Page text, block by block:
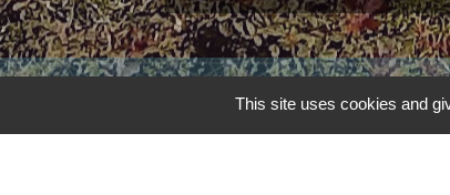
Contacts
This site uses cookies and